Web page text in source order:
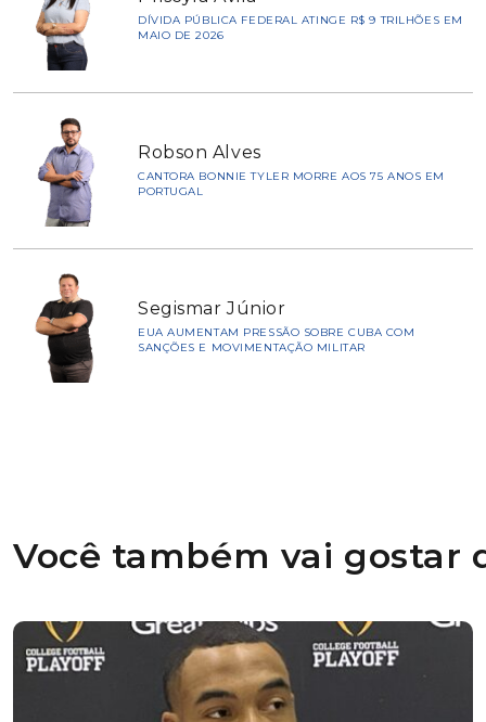
DÍVIDA PÚBLICA FEDERAL ATINGE R$ 9 TRILHÕES EM
MAIO DE 2026
Robson Alves
CANTORA BONNIE TYLER MORRE AOS 75 ANOS EM
PORTUGAL
Segismar Júnior
EUA AUMENTAM PRESSÃO SOBRE CUBA COM
SANÇÕES E MOVIMENTAÇÃO MILITAR
Você também vai gostar